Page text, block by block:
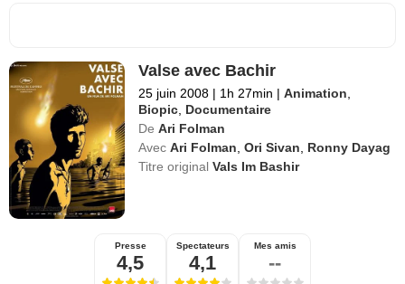
Valse avec Bachir
25 juin 2008 | 1h 27min | Animation
Biopic Documentaire
De Ari Folman
Avec Ari Folman ,Ori Sivan
Ronny Dayag
Titre originalVals Im Bashir
Presse
4,5
Spectateurs
4,1
Mes amis
--